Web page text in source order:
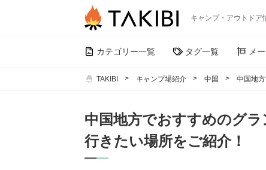
キャンプ・アウトドア
カテゴリー一覧 タグ一覧 メ
TAKIBI キャンプ場紹介 中国 中国地
中国地方でおすすめのグ
行きたい場所をご紹介！